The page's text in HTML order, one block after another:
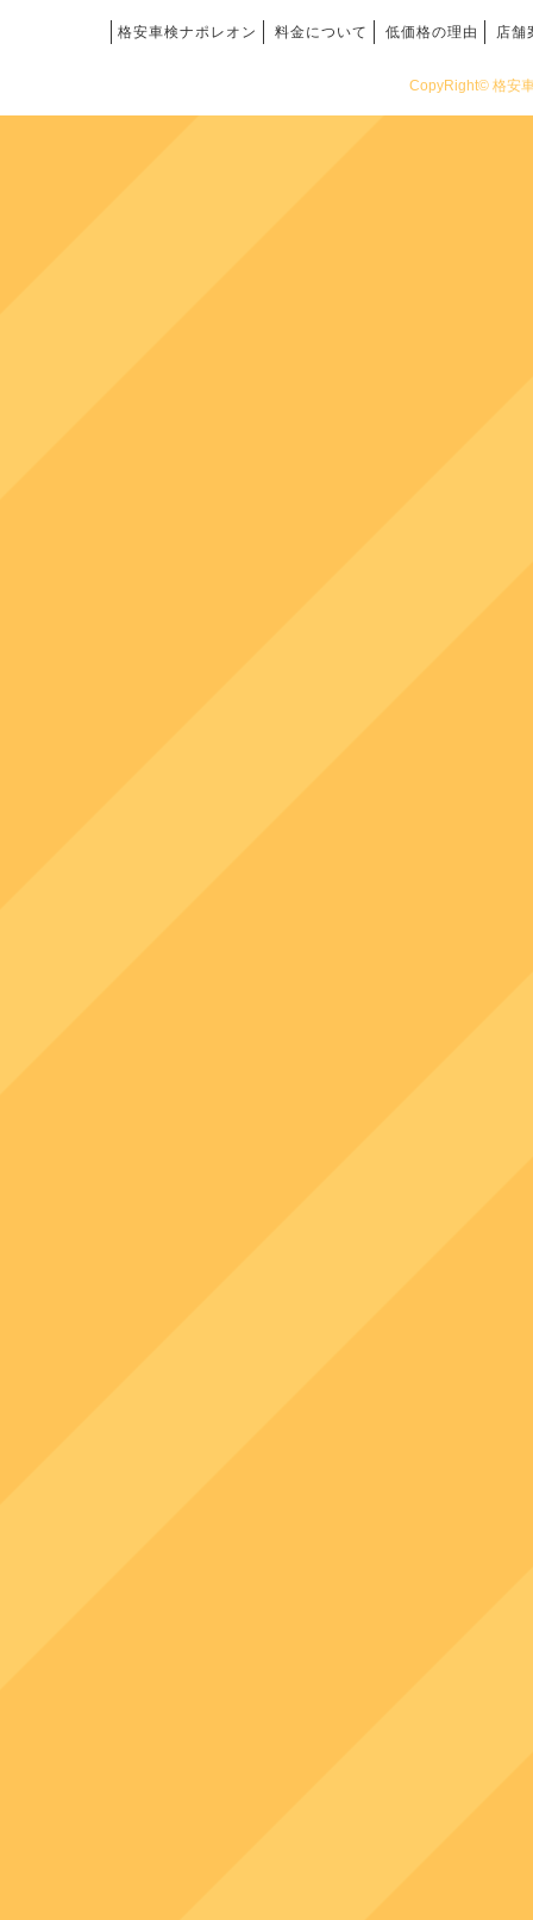
格安車検ナポレオン 料金について 低価格の理由 店舗
CopyRight© 格安